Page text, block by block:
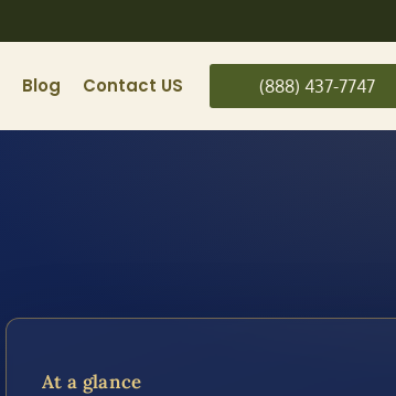
Blog Contact US (888) 437-7747
At a glance